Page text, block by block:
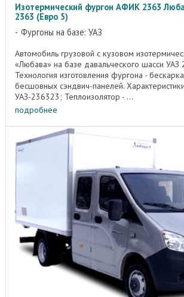
Изотермический фургон АФИК 2363
2363 (Евро 5)
Фургоны на базе: УАЗ
Автомобиль грузовой с кузовом
«Любава» на базе давальческого шасси УАЗ
Технология изготовления фургона -
бесшовных сэндвич-панелей.
УАЗ-236323; Теплоизолятор - ...
подробнее